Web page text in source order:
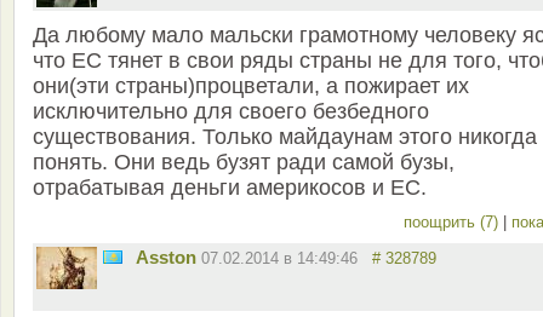
Да любому мало мальски грамотному человеку
что ЕС тянет в свои ряды страны не для того,
они(эти страны)процветали, а пожирает их
исключительно для своего безбедного
существования. Только майдаунам этого никогда
понять. Они ведь бузят ради самой бузы,
отрабатывая деньги америкосов и ЕС.
поощрить (7)
Asston 07.02.2014 в 14:49:46 # 328789